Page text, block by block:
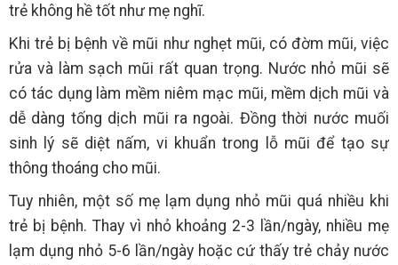
trẻ không hề tốt như mẹ nghĩ.
Khi trẻ bị bệnh về mũi như nghẹt mũi, có đờm mũi, việc
rửa và làm sạch mũi rất quan trọng. Nước nhỏ mũi sẽ
có tác dụng làm mềm niêm mạc mũi, mềm dịch mũi và
dễ dàng tống dịch mũi ra ngoài. Đồng thời nước muối
sinh lý sẽ diệt nấm, vi khuẩn trong lỗ mũi để tạo sự
thông thoáng cho mũi.
Tuy nhiên, một số mẹ lạm dụng nhỏ mũi quá nhiều khi
trẻ bị bệnh. Thay vì nhỏ khoảng 2-3 lần/ngày, nhiều mẹ
lạm dụng nhỏ 5-6 lần/ngày hoặc cứ thấy trẻ chảy nước